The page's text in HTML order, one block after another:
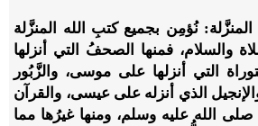
المنزَّلة: نُؤمِن بجميع كتبِ الله المنزَّلة
والسلام، فمنها الصحفُ التي أنزلها
التي أنزلها على موسى، والزَّبُور
الذي أنزله على عيسى، والقرآن
الله عليه وسلم، ومنها غيرُها مما